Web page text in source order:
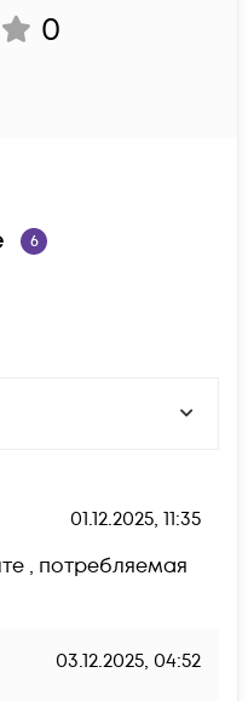
0
6
01.12.2025, 11:35
, потребляемая
03.12.2025, 04:52